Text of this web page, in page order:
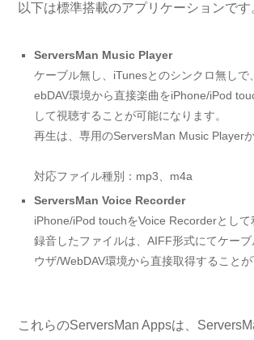
以下は標準搭載のアプリケーションです
ServersMan Music Player
ケーブル無し、iTunesとのシンクロ無しで
ebDAV環境から直接楽曲をiPhone/iPod
して視聴することが可能になります。
再生は、専用のServersMan Music Player
対応ファイル種別：mp3、m4a
ServersMan Voice Recorder
iPhone/iPod touchをVoice Recorderとして
録音したファイルは、AIFF形式にてケー
ウザ/WebDAV環境から直接取得することが
これらのServersMan Appsは、